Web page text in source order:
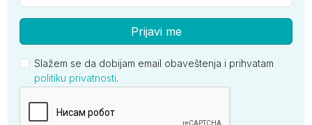
Prijavi me
Slažem se da dobijam email obaveštenja i prihvatam
politiku privatnosti.